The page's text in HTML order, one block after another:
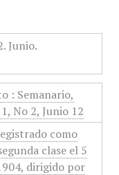
: Semanario,
No 2, Junio 12
como
clase el 5
dirigido por